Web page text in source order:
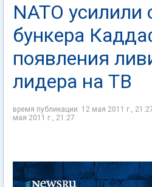
NATO усилили
бункера
появления
лидера на ТВ
время публикации: 12 мая 2011 г.,
мая 2011 г., 21:27